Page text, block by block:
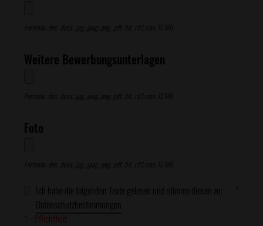
Formate: .doc, .docx, .jpg, .jpeg, .png, .pdf, .txt, .rtf | max. 15 MB
Weitere Bewerbungsunterlagen
Formate: .doc, .docx, .jpg, .jpeg, .png, .pdf, .txt, .rtf | max. 15 MB
Foto
Formate: .doc, .docx, .jpg, .jpeg, .png, .pdf, .txt, .rtf | max. 15 MB
Ich habe die folgenden Texte gelesen und stimme diesen zu:
Datenschutzbestimmungen
* - Pflichtfeld